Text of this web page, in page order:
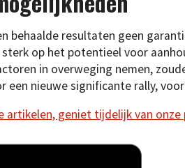
behaalde resultaten geen
op het potentieel voor
in overweging nemen,
een nieuwe significante rally,
geniet tijdelijk van onze